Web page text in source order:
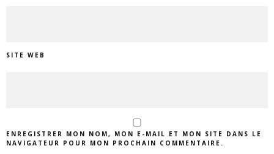
SITE WEB
ENREGISTRER MON NOM, MON E-MAIL ET MON SITE DANS LE
NAVIGATEUR POUR MON PROCHAIN COMMENTAIRE.